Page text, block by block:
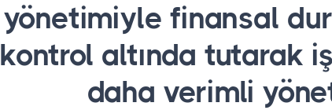
yönetimiyle finansal
kontrol altında tutarak
daha verimli